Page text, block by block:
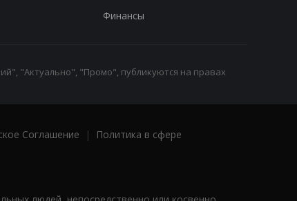
Финансы
"Актуально", "Промо", публикуются на правах
Соглашение |
Политика в сфере